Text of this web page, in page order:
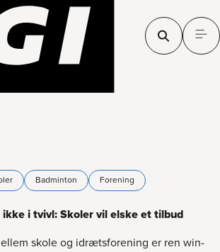
Badminton Forening
ikke i tvivl: Skoler vil elske et tilbud
skole og idrætsforening er ren win-